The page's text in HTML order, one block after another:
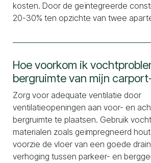
kosten. Door de geïntegreerde
20-30% ten opzichte van twee
Hoe voorkom ik
bergruimte van mijn
Zorg voor adequate ventilatie door
ventilatieopeningen aan voor- en
bergruimte te plaatsen. Gebruik
materialen zoals geïmpregneerd
voorzie de vloer van een goede
verhoging tussen parkeer- en